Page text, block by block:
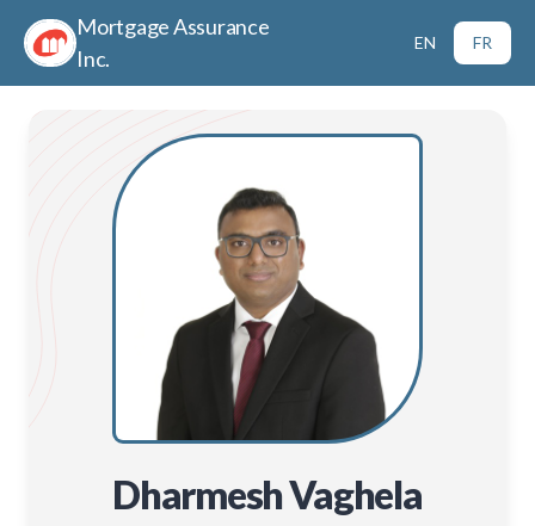
Mortgage Assurance
Inc.
EN FR
Dharmesh Vaghela